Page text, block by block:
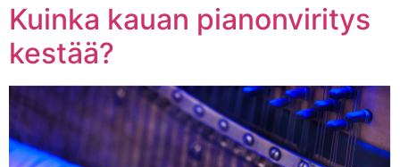
Kuinka kauan pianonviritys
kestää?